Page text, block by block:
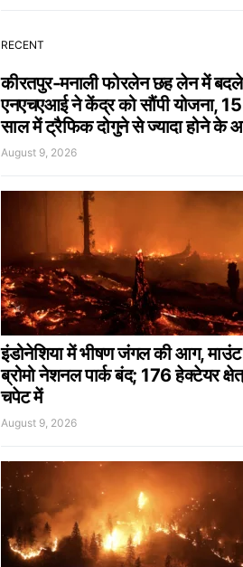
RECENT
कीरतपुर-मनाली फोरलेन छह लेन में
एनएचएआई ने केंद्र को सौंपी योजना, 15
साल में ट्रैफिक दोगुने से ज्यादा होने के
August 9, 2026
इंडोनेशिया में भीषण जंगल की आग, माउंट
ब्रोमो नेशनल पार्क बंद; 176 हेक्टेयर
चपेट में
August 9, 2026